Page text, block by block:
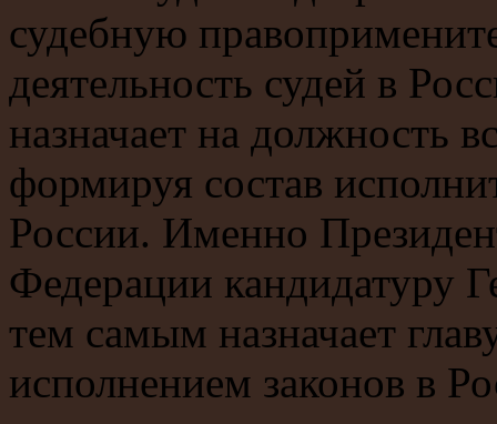
судебную
деятельность судей в
назначает на должность
формируя состав
России. Именно
Федерации кандидатуру
тем самым назначает
исполнением законов в